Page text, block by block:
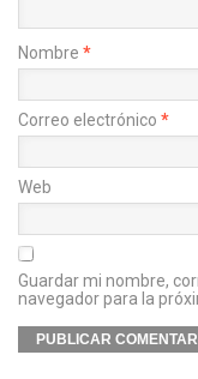
Nombre *
Correo electrónico *
Web
Guardar mi nombre,
navegador para la